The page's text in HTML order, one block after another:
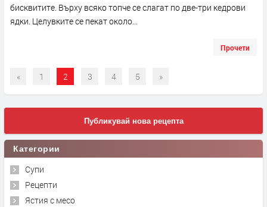
бисквитите. Върху всяко топче се слагат по две-три кедрови
ядки. Целувките се пекат около...
Прочети
« 1 2 3 4 5 »
Публикувай нова рецепта
Категории
Супи
Рецепти
Ястия с месо